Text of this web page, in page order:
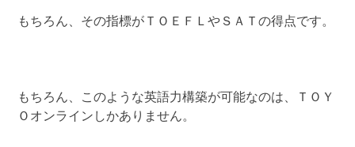
もちろん、その指標がＴＯＥＦＬやＳＡＴの得点です。
もちろん、このような英語力構築が可能なのは、ＴＯＹ
Ｏオンラインしかありません。